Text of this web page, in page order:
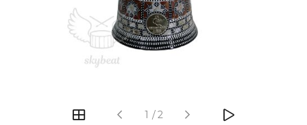
1 /2